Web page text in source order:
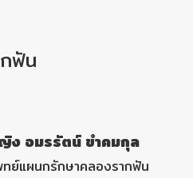
ฟัน
ง อมรรัตน์ ขำคมกุล
ย์แผนกรักษาคลองรากฟัน